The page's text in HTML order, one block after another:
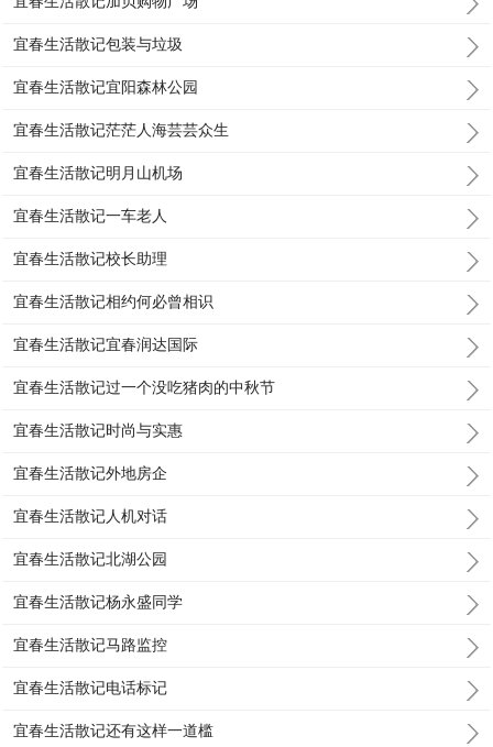
宜春生活散记包装与垃圾
宜春生活散记宜阳森林公园
宜春生活散记茫茫人海芸芸众生
宜春生活散记明月山机场
宜春生活散记一车老人
宜春生活散记校长助理
宜春生活散记相约何必曾相识
宜春生活散记宜春润达国际
宜春生活散记过一个没吃猪肉的中秋节
宜春生活散记时尚与实惠
宜春生活散记外地房企
宜春生活散记人机对话
宜春生活散记北湖公园
宜春生活散记杨永盛同学
宜春生活散记马路监控
宜春生活散记电话标记
宜春生活散记还有这样一道槛